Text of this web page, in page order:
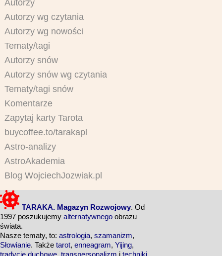
Autorzy
Autorzy wg czytania
Autorzy wg nowości
Tematy/tagi
Autorzy snów
Autorzy snów wg czytania
Tematy/tagi snów
Komentarze
Zapytaj karty Tarota
buycoffee.to/tarakapl
Astro-analizy
AstroAkademia
Blog WojciechJozwiak.pl
TARAKA. Magazyn Rozwojowy. Od
1997 poszukujemy alternatywnego obrazu
świata.
Nasze tematy, to: astrologia, szamanizm,
Słowianie. Także tarot, enneagram, Yijing,